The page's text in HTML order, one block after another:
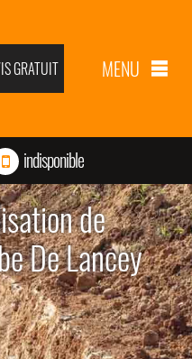
GRATUIT MENU
indisponible
de
De Lancey